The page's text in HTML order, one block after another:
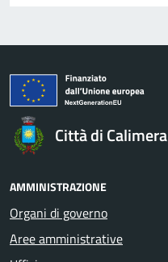
Città di Calimera
AMMINISTRAZIONE
Organi di governo
Aree amministrative